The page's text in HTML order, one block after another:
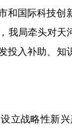
和国际科技
我局牵头对
投入补助、
设立战略性新